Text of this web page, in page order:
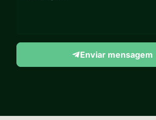
Enviar mensagem